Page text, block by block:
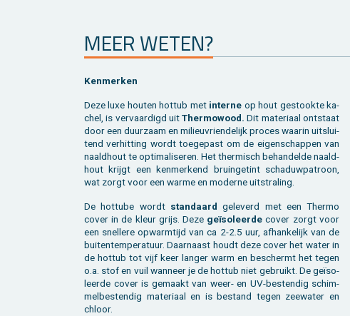
MEER WETEN?
Ken­mer­ken
Deze luxe hou­ten hot­tub met in­ter­ne op hout ge­stook­te ka­
chel, is ver­vaar­digd uitTher­mo­wood. Dit ma­te­ri­aal ont­staat
door een duur­zaam en mi­li­eu­vrien­de­lijk pro­ces waar­in uit­slui­
tend ver­hit­ting wordt toe­ge­past om de ei­gen­schap­pen van
naald­hout te op­ti­ma­li­se­ren. Het ther­misch be­han­del­de naald­
hout krijgt een ken­mer­kend bruin­ge­tint scha­duw­pa­troon,
wat zorgt voor een warme en mo­der­ne uit­stra­ling.
De hot­tu­be wordt stan­daard ge­le­verd met een Ther­mo
cover in de kleur grijs. Deze geïso­leer­de cover zorgt voor
een snel­le­re op­warm­tijd van ca 2-2.5 uur, af­han­ke­lijk van de
bui­ten­tem­pe­ra­tuur. Daar­naast houdt deze cover het water in
de hot­tub tot vijf keer lan­ger warm en be­schermt het tegen
o.a. stof en vuil wan­neer je de hot­tub niet ge­bruikt. De geïso­
leer­de cover is ge­maakt van weer- en UV-be­sten­dig schim­
mel­be­sten­dig ma­te­ri­aal en is be­stand tegen zee­wa­ter en
chloor.